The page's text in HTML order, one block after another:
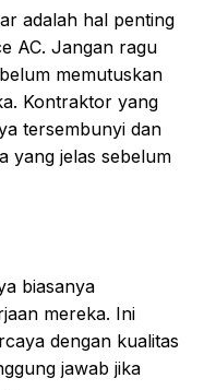
adalah hal penting
AC. Jangan ragu
memutuskan
Kontraktor yang
tersembunyi dan
yang jelas sebelum
biasanya
mereka. Ini
dengan kualitas
jawab jika